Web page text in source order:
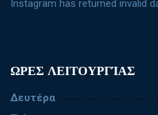
Instagram has returned invalid
ΩΡΕΣ ΛΕΙΤΟΥΡΓΊΑΣ
Δευτέρα